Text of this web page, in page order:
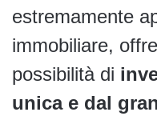
estremamente
immobiliare,
possibilità di
unica e dal